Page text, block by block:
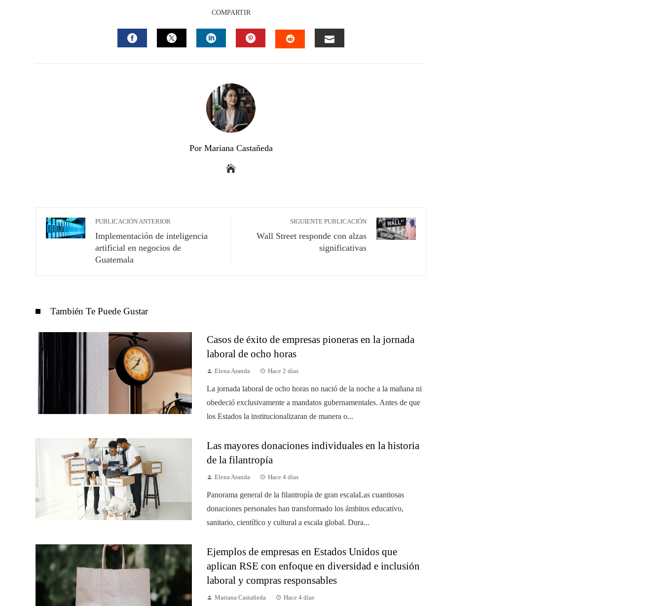
COMPARTIR
Por Mariana Castañeda
PUBLICACIÓN ANTERIOR
Implementación de inteligencia
artificial en negocios de
Guatemala
SIGUIENTE PUBLICACIÓN
Wall Street responde con alzas
significativas
También Te Puede Gustar
Casos de éxito de empresas pioneras en la jornada
laboral de ocho horas
Elena Aranda Hace 2 días
La jornada laboral de ocho horas no nació de la noche a la mañana ni
obedeció exclusivamente a mandatos gubernamentales. Antes de que
los Estados la institucionalizaran de manera o...
Las mayores donaciones individuales en la historia
de la filantropía
Elena Aranda Hace 4 días
Panorama general de la filantropía de gran escalaLas cuantiosas
donaciones personales han transformado los ámbitos educativo,
sanitario, científico y cultural a escala global. Dura...
Ejemplos de empresas en Estados Unidos que
aplican RSE con enfoque en diversidad e inclusión
laboral y compras responsables
Mariana Castañeda Hace 4 días